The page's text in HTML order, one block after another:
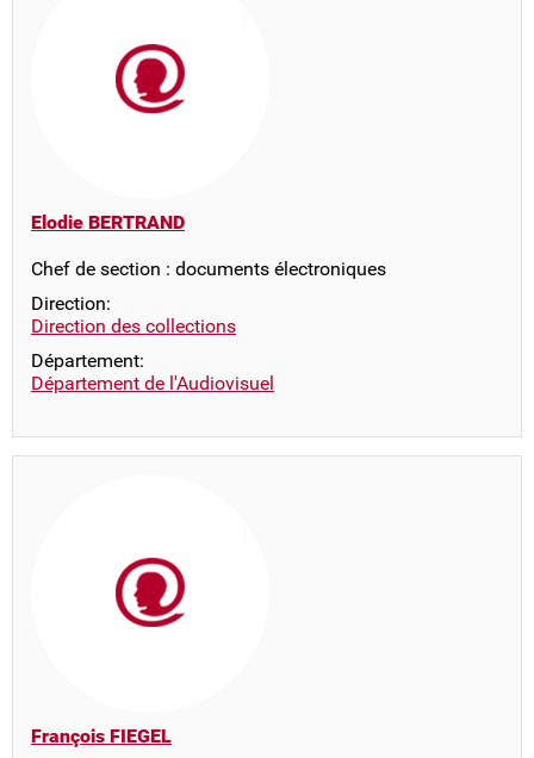
Elodie BERTRAND
Chef de section : documents électroniques
Direction:
Direction des collections
Département:
Département de l'Audiovisuel
François FIEGEL